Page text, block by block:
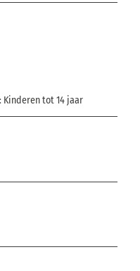
tot 14 jaar